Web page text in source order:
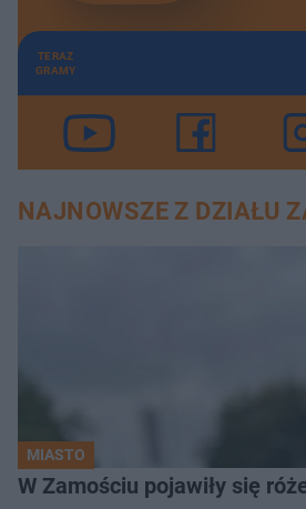
TERAZ
GRAMY
NAJNOWSZE Z DZIAŁU
MIASTO
W Zamościu pojawiły się